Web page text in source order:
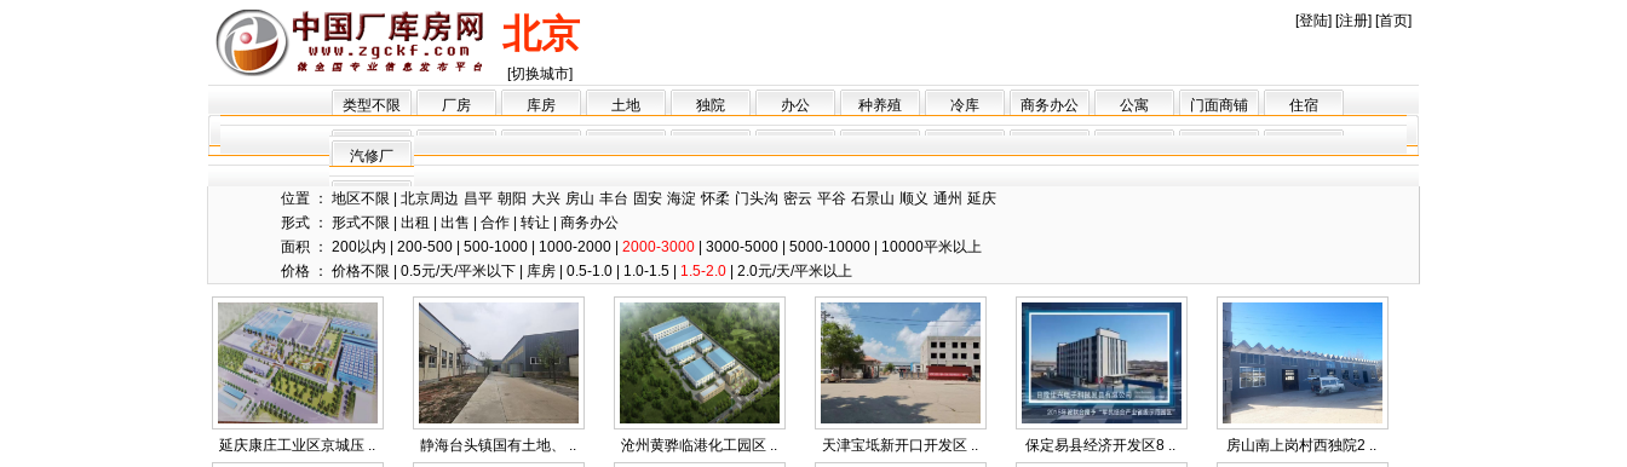
北京
[切换城市]
[登陆] [注册] [首页]
类型不限 厂房 库房 土地 独院 办公 种养殖 冷库 商务办公 公寓 门面商铺 住宿
汽修厂
位置 ： 地区不限 北京周边 昌平 朝阳 大兴 房山 丰台 固安 海淀 怀柔 门头沟 密云 平谷 石景山 顺义 通州 延庆
形式 ： 形式不限 出租 出售 合作 转让
商务办公
面积 ： 200以内 200-500 500-1000 1000-2000 2000-3000 3000-5000 5000-10000
10000平米以上
价格 ： 价格不限 0.5元/天/平米以下 库房 0.5-1.0 1.0-1.5 1.5-2.0 2.0元/天/平米以上
延庆康庄工业区京城压 .. 静海台头镇国有土地、 .. 沧州黄骅临港化工园区 .. 天津宝坻新开口开发区 .. 保定易县经济开发区8 .. 房山南上岗村西独院2 ..